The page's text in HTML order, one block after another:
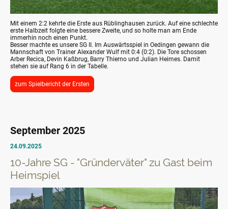
Mit einem 2:2 kehrte die Erste aus Rüblinghausen zurück. Auf eine schlechte
erste Halbzeit folgte eine bessere Zweite, und so holte man am Ende
immerhin noch einen Punkt.
Besser machte es unsere SG II. Im Auswärtsspiel in Oedingen gewann die
Mannschaft von Trainer Alexander Wulf mit 0:4 (0:2). Die Tore schossen
Arber Recica, Devin Kaßbrug, Barry Thierno und Julian Heimes. Damit
stehen sie auf Rang 6 in der Tabelle.
zum Spielbericht der Ersten
September 2025
24.09.2025
10-Jahre SG - "Gründerväter" zu Gast beim
Heimspiel